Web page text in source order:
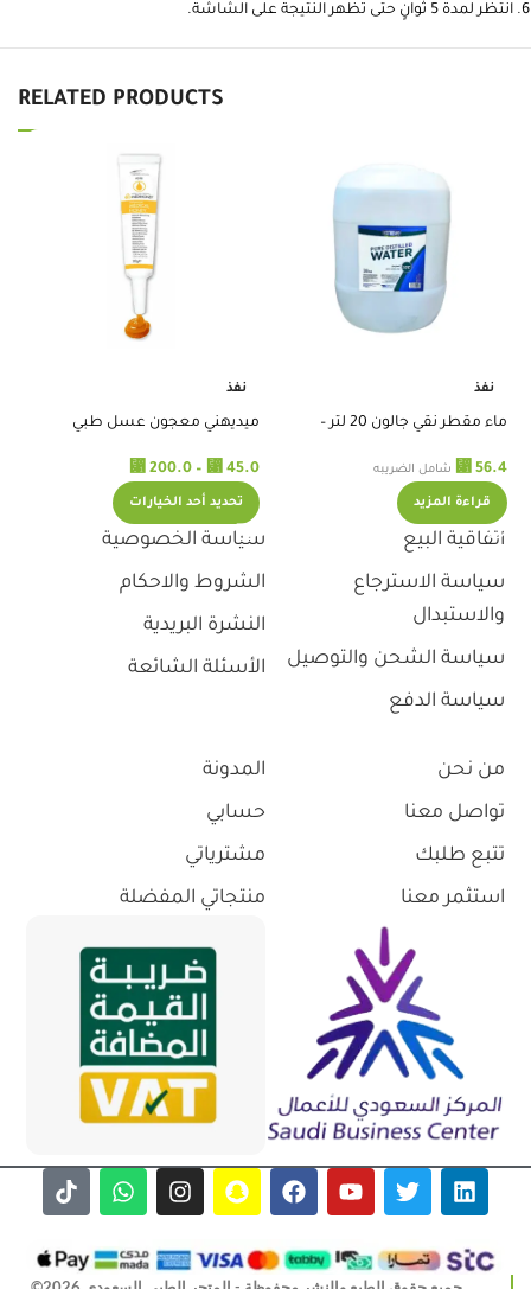
انتظر لمدة 5 ثوانٍ حتى تظهر النتيجة على الشاشة.
RELATED PRODUCTS
نفذ
ماء مقطر نقي جالون 20 لتر –
⃁ 56.4 شامل الضريبه
قراءة المزيد
نفذ
ميديهني معجون عسل طبي
⃁ 45.0
–
⃁ 200.0
تحديد أحد الخيارات
اتفاقية البيع
سياسة الاسترجاع
والاستبدال
سياسة الشحن والتوصيل
سياسة الدفع
سياسة الخصوصية
الشروط والاحكام
النشرة البريدية
الأسئلة الشائعة
من نحن
تواصل معنا
تتبع طلبك
استثمر معنا
المدونة
حسابي
مشترياتي
منتجاتي المفضلة